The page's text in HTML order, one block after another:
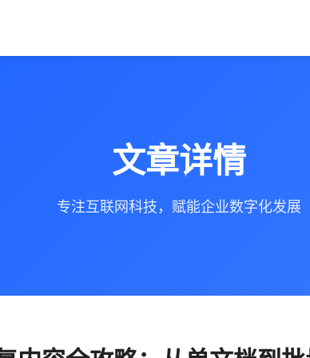
文章详情
专注互联网科技，赋能企业数字化发展